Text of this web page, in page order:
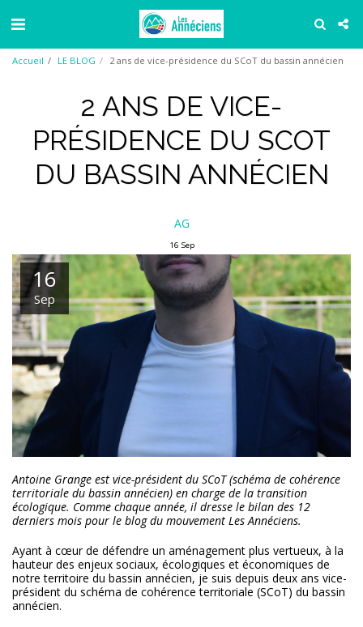
Accueil LE BLOG 2 ans de vice-présidence du SCoT du bassin annécien
2 ANS DE VICE-
PRÉSIDENCE DU SCOT
DU BASSIN ANNÉCIEN
AG
16 Sep
16
Sep
Antoine Grange est vice-président du SCoT (schéma de cohérence
territoriale du bassin annécien) en charge de la transition
écologique. Comme chaque année, il dresse le bilan des 12
derniers mois pour le blog du mouvement Les Annéciens.
Ayant à cœur de défendre un aménagement plus vertueux, à la
hauteur des enjeux sociaux, écologiques et économiques de
notre territoire du bassin annécien, je suis depuis deux ans vice-
président du schéma de cohérence territoriale (SCoT) du bassin
annécien.